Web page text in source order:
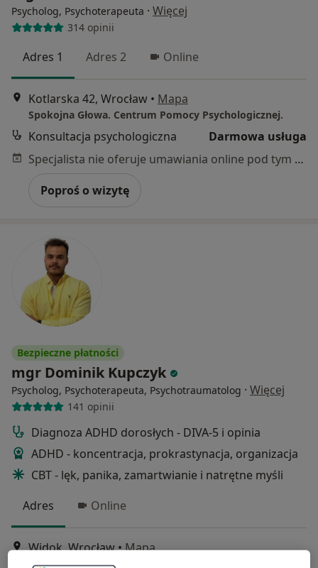
Psycholog, Psychoterapeuta · Więcej
314 opinii
Adres 1 Adres 2 Online
Kotlarska 42, Wrocław • Mapa
Spokojna Głowa. Centrum Pomocy Psychologicznej.
Konsultacja psychologiczna
Darmowa usługa
Specjalista nie oferuje umawiania online pod tym adresem.
Poproś o wizytę
Bezpieczne płatności
mgr Dominik Kupczyk
Psycholog, Psychoterapeuta, Psychotraumatolog · Więcej
141 opinii
Diagnoza ADHD dorosłych - DIVA-5 i opinia
ADHD - koncentracja, prokrastynacja, organizacja
CBT - lęk, panika, zamartwianie i natrętne myśli
Adres
Online
Widok, Wrocław•Mapa
PsychoForma 2